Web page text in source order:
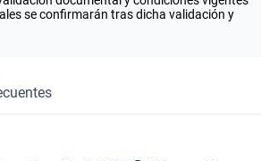
se confirmarán tras dicha validación y